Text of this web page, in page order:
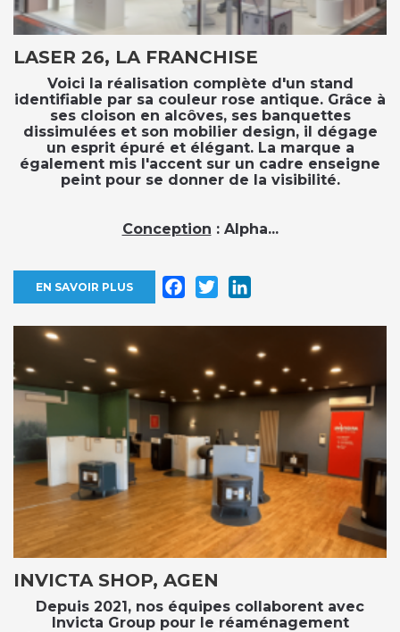
LASER 26, LA FRANCHISE
Voici la réalisation complète d'un stand
identifiable par sa couleur rose antique. Grâce à
ses cloison en alcôves, ses banquettes
dissimulées et son mobilier design, il dégage
un esprit épuré et élégant. La marque a
également mis l'accent sur un cadre enseigne
peint pour se donner de la visibilité.
Conception : Alpha...
EN SAVOIR PLUS Facebook
Twitter
INVICTA SHOP, AGEN
Depuis 2021, nos équipes collaborent avec
Invicta Group pour le réaménagement